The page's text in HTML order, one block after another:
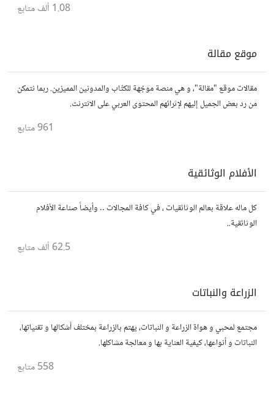
1.08 ألف متابع
موقع مقالة
مقالات موقع "مقالة"، و هي منصة موجّهة للكتّاب والمدونين المميزين. ربما نتمكن
من رد بعض الجميل إليهم لإثرائهم المحتوى العربي على الانترنت.
961متابع
الأفلام الوثائقية
كل ماله علاقة بعالم الوثائقيات ، في كافة المجالات .. وأيضاً صناعة الأفلام
الوثائقية..
62.5 ألف متابع
الزراعة والنباتات
مجتمع لمحبي و هواة الزراعة و النباتات، يهتم بالزراعة بمختلف أشكالها و تقنياتها،
النباتات و أنواعها، كيفية العناية بها و معالجة مشاكلها.
558متابع